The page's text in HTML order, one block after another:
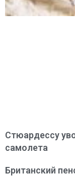
Стюардессу
самолета
Британский